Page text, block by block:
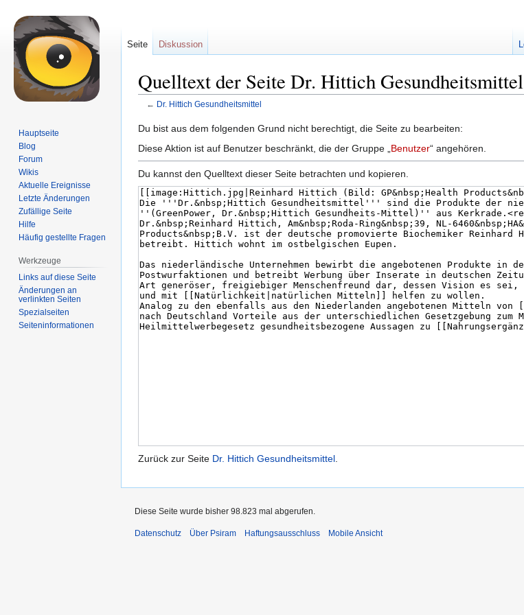
Quelltext der Seite Dr. Hittich Gesundheitsmittel
← Dr. Hittich Gesundheitsmittel
Zur
Navigation
Zur
Suche
Du bist aus dem folgenden Grund nicht berechtigt, die Seite zu bearbeiten:
Diese Aktion ist auf Benutzer beschränkt, die der Gruppe „ Benutzer“ angehören.
Du kannst den Quelltext dieser Seite betrachten und kopieren.
Zurück zur Seite Dr. Hittich Gesundheitsmittel.
Seite Diskussion
Hauptseite
Blog
Forum
Wikis
Aktuelle Ereignisse
Letzte Änderungen
Zufällige Seite
Hilfe
Häufig gestellte Fragen
Werkzeuge
Links auf diese Seite
Änderungen an
verlinkten Seiten
Spezialseiten
Seiten­informationen
Diese Seite wurde bisher 98.823 mal abgerufen.
Datenschutz Über Psiram Haftungsausschluss Mobile Ansicht